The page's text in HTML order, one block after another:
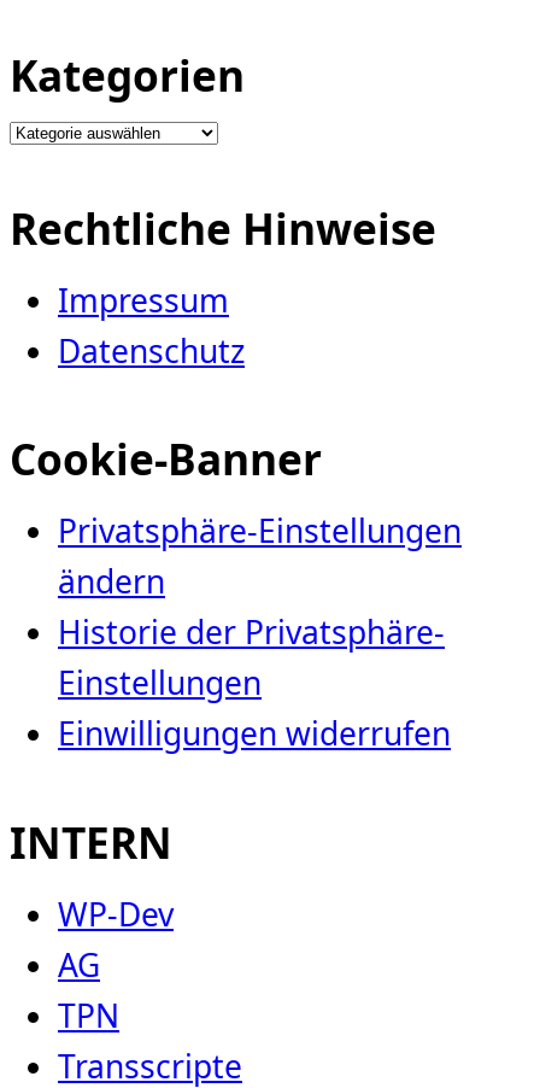
Kategorien
Kategorien
Rechtliche Hinweise
Impressum
Datenschutz
Cookie-Banner
Privatsphäre-Einstellungen
ändern
Historie der Privatsphäre-
Einstellungen
Einwilligungen widerrufen
INTERN
WP-Dev
AG
TPN
Transscripte